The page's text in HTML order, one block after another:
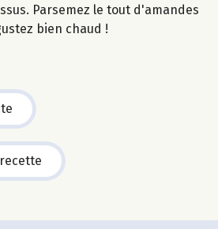
Parsemez le tout d'amandes
bien chaud !